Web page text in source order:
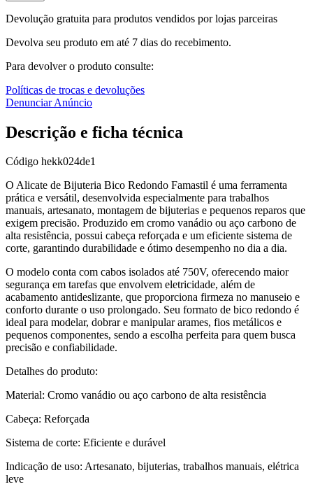
Devolução gratuita para produtos vendidos por lojas parceiras
Devolva seu produto em até 7 dias do recebimento.
Para devolver o produto consulte:
Políticas de trocas e devoluções
Denunciar Anúncio
Descrição e ficha técnica
Código hekk024de1
O Alicate de Bijuteria Bico Redondo Famastil é uma ferramenta
prática e versátil, desenvolvida especialmente para trabalhos
manuais, artesanato, montagem de bijuterias e pequenos reparos que
exigem precisão. Produzido em cromo vanádio ou aço carbono de
alta resistência, possui cabeça reforçada e um eficiente sistema de
corte, garantindo durabilidade e ótimo desempenho no dia a dia.
O modelo conta com cabos isolados até 750V, oferecendo maior
segurança em tarefas que envolvem eletricidade, além de
acabamento antideslizante, que proporciona firmeza no manuseio e
conforto durante o uso prolongado. Seu formato de bico redondo é
ideal para modelar, dobrar e manipular arames, fios metálicos e
pequenos componentes, sendo a escolha perfeita para quem busca
precisão e confiabilidade.
Detalhes do produto:
Material: Cromo vanádio ou aço carbono de alta resistência
Cabeça: Reforçada
Sistema de corte: Eficiente e durável
Indicação de uso: Artesanato, bijuterias, trabalhos manuais, elétrica
leve